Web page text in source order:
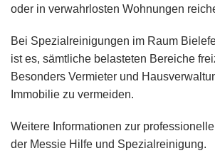
oder in verwahrlosten Wohnungen
Bei Spezialreinigungen im Raum
ist es, sämtliche belasteten Bereiche
Besonders Vermieter und
Immobilie zu vermeiden.
Weitere Informationen zur
der Messie Hilfe und Spezialreinigung.